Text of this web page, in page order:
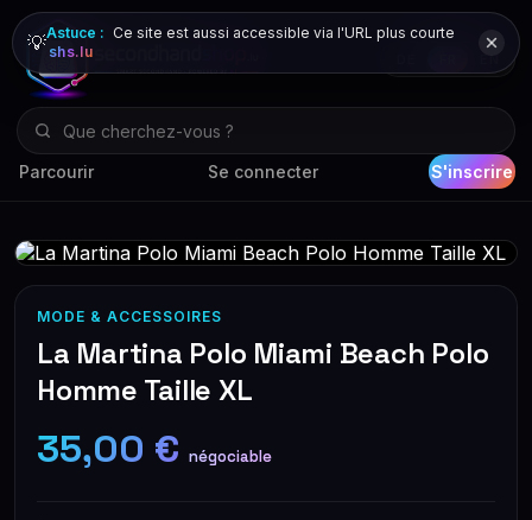
Parcourir Se connecter S'inscrire
💡Astuce : Ce site est aussi accessible via l'URL plus courte
shs.lu
MODE & ACCESSOIRES
La Martina Polo Miami Beach Polo
Homme Taille XL
35,00 € négociable